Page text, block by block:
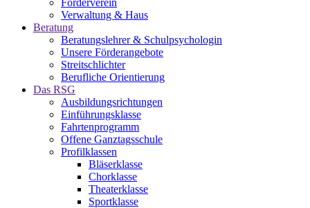
Förderverein
Verwaltung & Haus
Beratung
Beratungslehrer & Schulpsychologin
Unsere Förderangebote
Streitschlichter
Berufliche Orientierung
Das RSG
Ausbildungsrichtungen
Einführungsklasse
Fahrtenprogramm
Offene Ganztagsschule
Profilklassen
Bläserklasse
Chorklasse
Theaterklasse
Sportklasse